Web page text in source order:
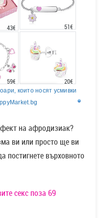
43€ 51€
59€ 20€
които носят усмивки
на афродизиак?
ви или просто ще ви
постигнете върховното
секс поза 69